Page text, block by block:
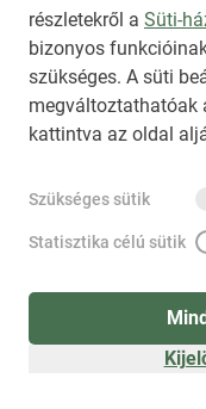
részletekről a Süti-
bizonyos
szükséges. A süti
megváltoztathatóak
kattintva az oldal
Szükséges sütik
Statisztika célú sütik
Regisztráció